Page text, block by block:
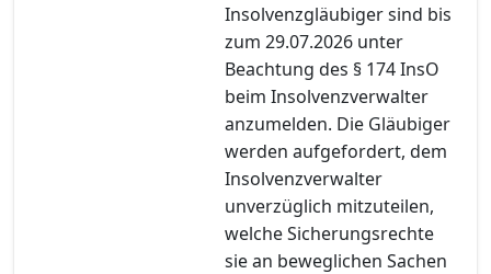
Insolvenzgläubiger sind bis
zum 29.07.2026 unter
Beachtung des § 174 InsO
beim Insolvenzverwalter
anzumelden. Die Gläubiger
werden aufgefordert, dem
Insolvenzverwalter
unverzüglich mitzuteilen,
welche Sicherungsrechte
sie an beweglichen Sachen